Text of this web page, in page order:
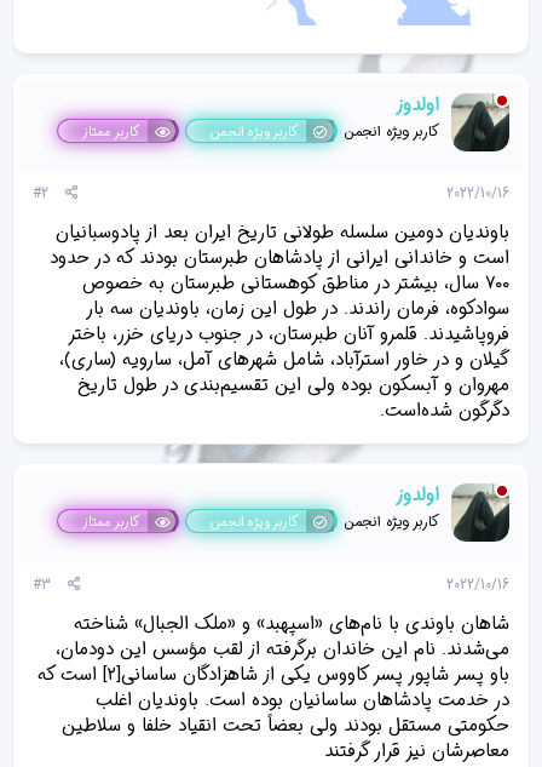
اولدوز
کاربر ویژه انجمن کاربر ویژه انجمن کاربر ممتاز
2022/10/16
#2
باوندیان دومین سلسله طولانی تاریخ ایران بعد از پادوسبانیان
است و خاندانی ایرانی از پادشاهان طبرستان بودند که در حدود
۷۰۰ سال، بیشتر در مناطق کوهستانی طبرستان به خصوص
سوادکوه، فرمان راندند. در طول این زمان، باوندیان سه بار
فروپاشیدند. قلمرو آنان طبرستان، در جنوب دریای خزر، باختر
گیلان و در خاور استرآباد، شامل شهرهای آمل، سارویه (ساری)،
مهروان و آبسکون بوده ولی این تقسیم‌بندی در طول تاریخ
دگرگون شده‌است.
اولدوز
کاربر ویژه انجمن کاربر ویژه انجمن کاربر ممتاز
2022/10/16
#3
شاهان باوندی با نام‌های «اسپهبد» و «ملک الجبال» شناخته
می‌شدند. نام این خاندان برگرفته از لقب مؤسس این دودمان،
باو پسر شاپور پسر کاووس یکی از شاهزادگان ساسانی[۲] است که
در خدمت پادشاهان ساسانیان بوده است. باوندیان اغلب
حکومتی مستقل بودند ولی بعضاً تحت انقیاد خلفا و سلاطین
معاصرشان نیز قرار گرفتند